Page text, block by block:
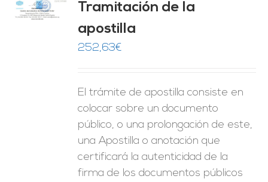
Tramitación de la
apostilla
252,63€
El trámite de apostilla consiste en
colocar sobre un documento
público, o una prolongación de este,
una Apostilla o anotación que
certificará la autenticidad de la
firma de los documentos públicos